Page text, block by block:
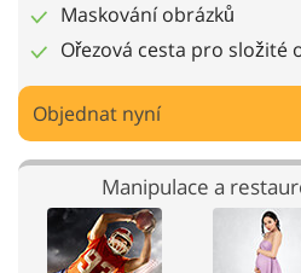
Maskování obrázků
Ořezová cesta pro složité
Objednat nyní
Manipulace a